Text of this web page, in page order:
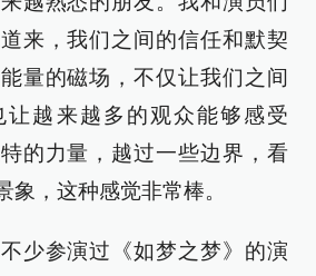
来，我们之间的信任和默契
量的磁场，不仅让我们之间
让越来越多的观众能够感受
特的力量，越过一些边界，看
象，这种感觉非常棒。
少参演过《如梦之梦》的演